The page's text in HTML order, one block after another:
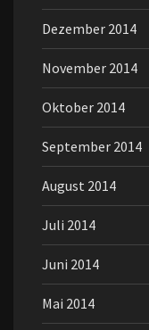
Dezember 2014
November 2014
Oktober 2014
September 2014
August 2014
Juli 2014
Juni 2014
Mai 2014